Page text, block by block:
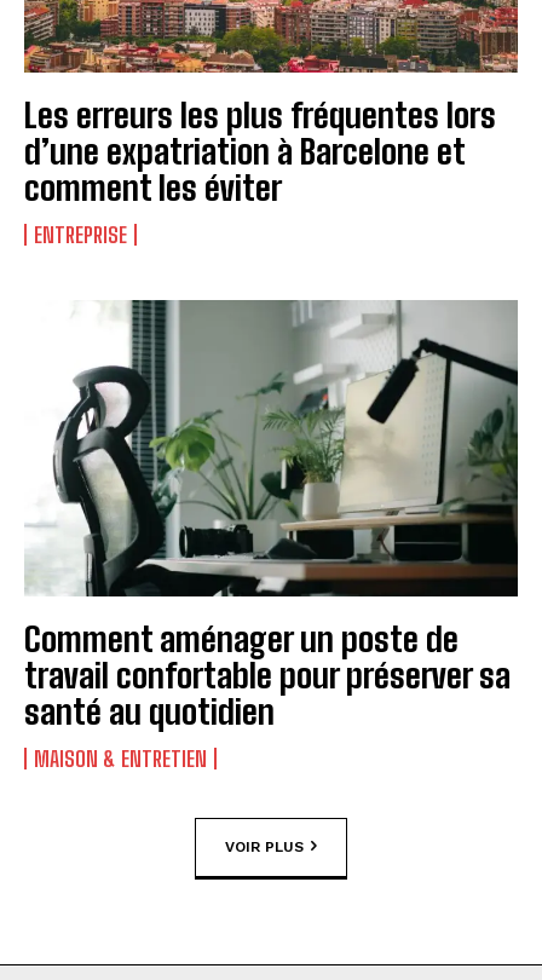
Les erreurs les plus fréquentes lors
d’une expatriation à Barcelone et
comment les éviter
ENTREPRISE
Comment aménager un poste de
travail confortable pour préserver sa
santé au quotidien
MAISON & ENTRETIEN
VOIR PLUS